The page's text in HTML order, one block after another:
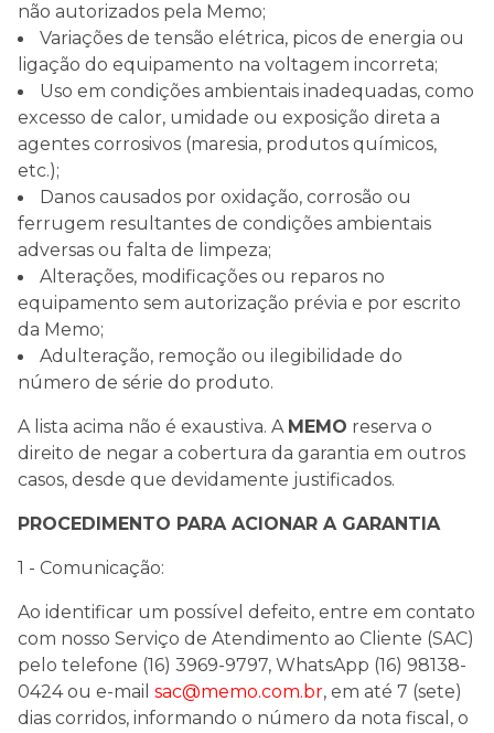
não autorizados pela Memo;
Variações de tensão elétrica, picos de energia ou
ligação do equipamento na voltagem incorreta;
Uso em condições ambientais inadequadas, como
excesso de calor, umidade ou exposição direta a
agentes corrosivos (maresia, produtos químicos,
etc.);
Danos causados por oxidação, corrosão ou
ferrugem resultantes de condições ambientais
adversas ou falta de limpeza;
Alterações, modificações ou reparos no
equipamento sem autorização prévia e por escrito
da Memo;
Adulteração, remoção ou ilegibilidade do
número de série do produto.
A lista acima não é exaustiva. A MEMO reserva o
direito de negar a cobertura da garantia em outros
casos, desde que devidamente justificados.
PROCEDIMENTO PARA ACIONAR A GARANTIA
1 - Comunicação:
Ao identificar um possível defeito, entre em contato
com nosso Serviço de Atendimento ao Cliente (SAC)
pelo telefone (16) 3969-9797, WhatsApp (16) 98138-
0424 ou e-mail sac@memo.com.br, em até 7 (sete)
dias corridos, informando o número da nota fiscal, o